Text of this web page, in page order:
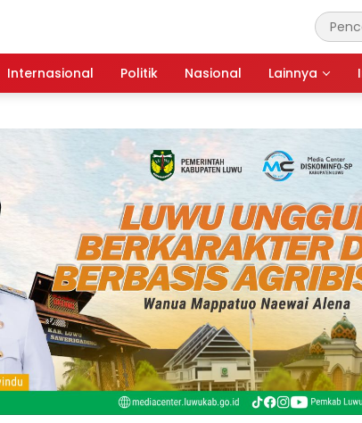
Internasional Politik Nasional Lainnya